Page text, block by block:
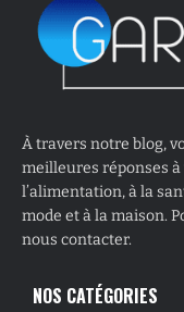
À travers notre blog,
meilleures réponses
l’alimentation, à la
mode et à la maison.
nous contacter.
NOS CATÉGORIES